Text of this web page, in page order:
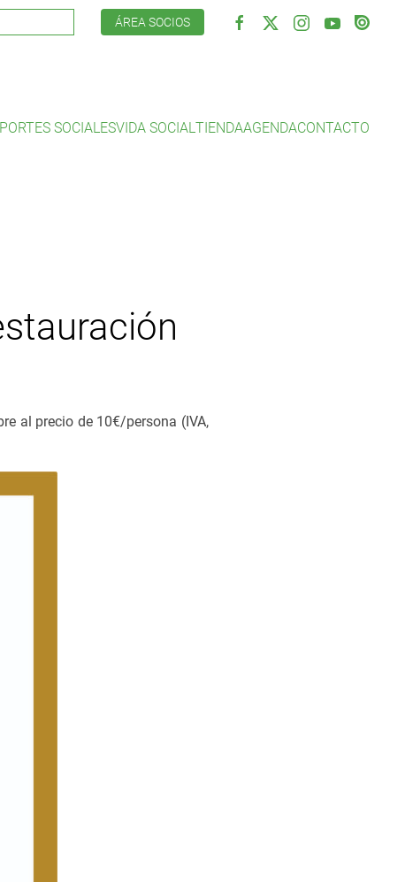
ÁREA SOCIOS
SOCIALESVIDA SOCIALTIENDAAGENDACONTACTO
al precio de 10€/persona (IVA,